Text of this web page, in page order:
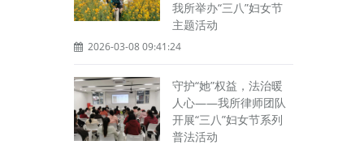
我所举办“三八”妇女节
主题活动
2026-03-08 09:41:24
守护“她”权益，法治暖
人心——我所律师团队
开展“三八”妇女节系列
普法活动